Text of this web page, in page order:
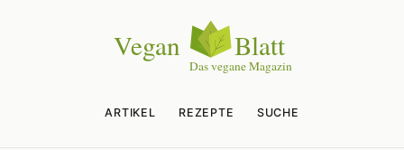
ARTIKEL REZEPTE SUCHE